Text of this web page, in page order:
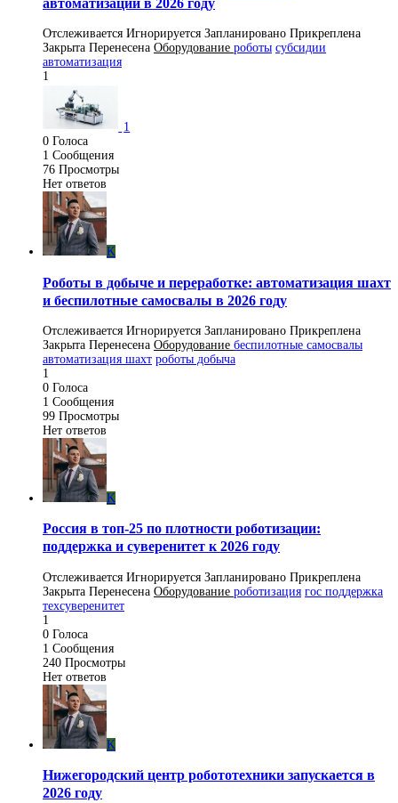
Отслеживается Игнорируется Запланировано Прикреплена
Закрыта Перенесена Оборудование роботы субсидии
автоматизация
1
1
0 Голоса
1 Сообщения
76 Просмотры
Нет ответов
K
Роботы в добыче и переработке: автоматизация шахт
и беспилотные самосвалы в 2026 году
Отслеживается Игнорируется Запланировано Прикреплена
Закрыта Перенесена Оборудование беспилотные самосвалы
автоматизация шахт роботы добыча
1
0 Голоса
1 Сообщения
99 Просмотры
Нет ответов
K
Россия в топ-25 по плотности роботизации:
поддержка и суверенитет к 2026 году
Отслеживается Игнорируется Запланировано Прикреплена
Закрыта Перенесена Оборудование роботизация гос поддержка
техсуверенитет
1
0 Голоса
1 Сообщения
240 Просмотры
Нет ответов
K
Нижегородский центр робототехники запускается в
2026 году